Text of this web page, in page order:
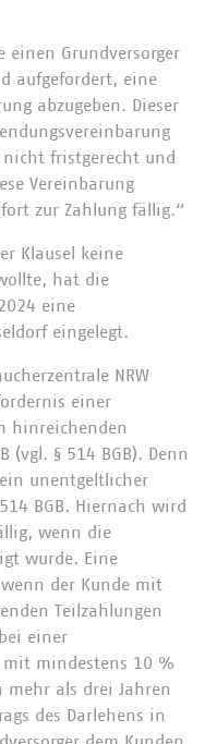
einen Grundversorger
aufgefordert, eine
abzugeben. Dieser
nicht fristgerecht und
Vereinbarung
zur Zahlung fällig.“
Klausel keine
hat die
eine
eingelegt.
NRW
einer
hinreichenden
(vgl. § 514 BGB). Denn
unentgeltlicher
BGB. Hiernach wird
wenn die
wurde. Eine
der Kunde mit
Teilzahlungen
einer
mit mindestens 10 %
mehr als drei Jahren
des Darlehens in